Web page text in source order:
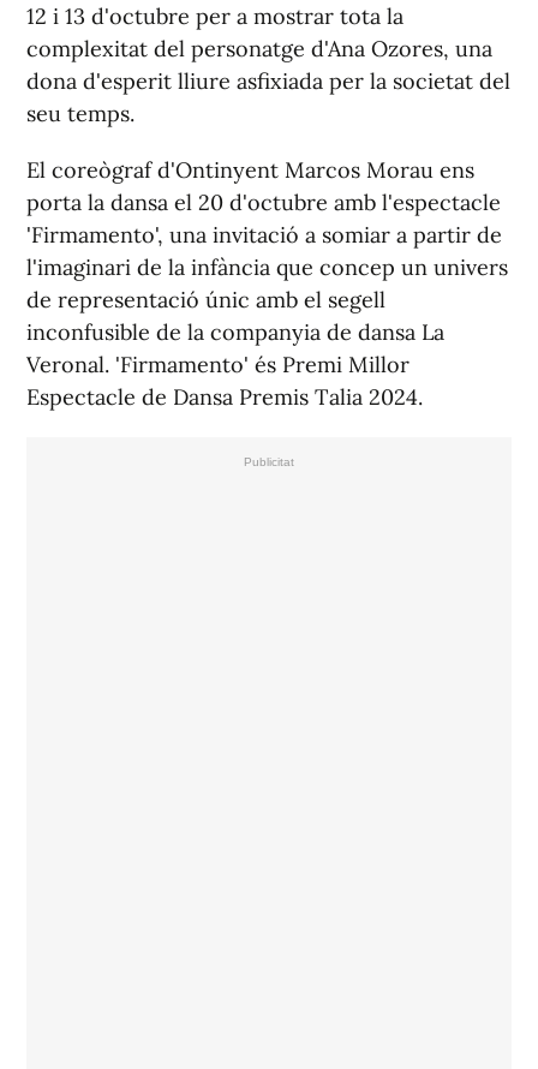
12 i 13 d'octubre per a mostrar tota la
complexitat del personatge d'Ana Ozores, una
dona d'esperit lliure asfixiada per la societat del
seu temps.
El coreògraf d'Ontinyent Marcos Morau ens
porta la dansa el 20 d'octubre amb l'espectacle
'Firmamento', una invitació a somiar a partir de
l'imaginari de la infància que concep un univers
de representació únic amb el segell
inconfusible de la companyia de dansa La
Veronal. 'Firmamento' és Premi Millor
Espectacle de Dansa Premis Talia 2024.